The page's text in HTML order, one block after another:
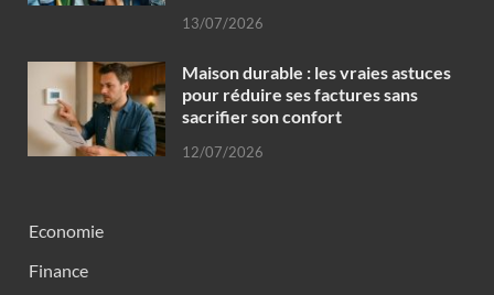
13/07/2026
Maison durable : les vraies astuces
pour réduire ses factures sans
sacrifier son confort
12/07/2026
Economie
Finance